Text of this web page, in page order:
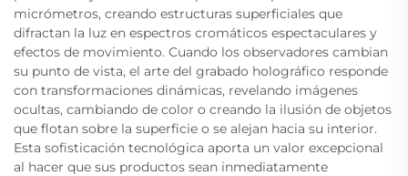
micrómetros, creando estructuras superficiales que
difractan la luz en espectros cromáticos espectaculares y
efectos de movimiento. Cuando los observadores cambian
su punto de vista, el arte del grabado holográfico responde
con transformaciones dinámicas, revelando imágenes
ocultas, cambiando de color o creando la ilusión de objetos
que flotan sobre la superficie o se alejan hacia su interior.
Esta sofisticación tecnológica aporta un valor excepcional
al hacer que sus productos sean inmediatamente